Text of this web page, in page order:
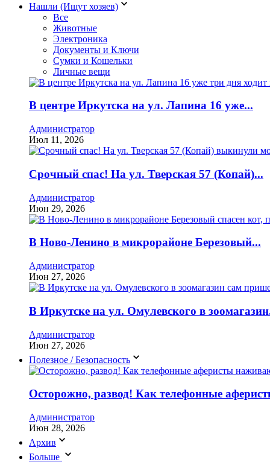
Нашли (Ищут хозяев)
Все
Животные
Электроника
Документы и Ключи
Сумки и Кошельки
Личные вещи
В центре Иркутска на ул. Лапина 16 уже...
Администратор
Июл 11, 2026
Срочный спас! На ул. Тверская 57 (Копай)...
Администратор
Июн 29, 2026
В Ново-Ленино в микрорайоне Березовый...
Администратор
Июн 27, 2026
В Иркутске на ул. Омулевского в
Администратор
Июн 27, 2026
Полезное / Безопасность
Осторожно, развод! Как телефонные
Администратор
Июн 28, 2026
Архив
Больше